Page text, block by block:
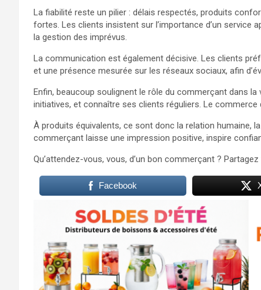
La fiabilité reste un pilier : délais respectés, produits
fortes. Les clients insistent sur l’importance d’un
la gestion des imprévus.
La communication est également décisive. Les clients
et une présence mesurée sur les réseaux sociaux, afin
Enfin, beaucoup soulignent le rôle du commerçant dans
initiatives, et connaître ses clients réguliers. Le
À produits équivalents, ce sont donc la relation humaine,
commerçant laisse une impression positive, inspire
Qu’attendez-vous, vous, d’un bon commerçant ?
Facebook